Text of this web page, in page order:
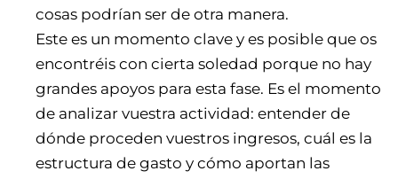
cosas podrían ser de otra manera.
Este es un momento clave y es posible que os
encontréis con cierta soledad porque no hay
grandes apoyos para esta fase. Es el momento
de analizar vuestra actividad: entender de
dónde proceden vuestros ingresos, cuál es la
estructura de gasto y cómo aportan las